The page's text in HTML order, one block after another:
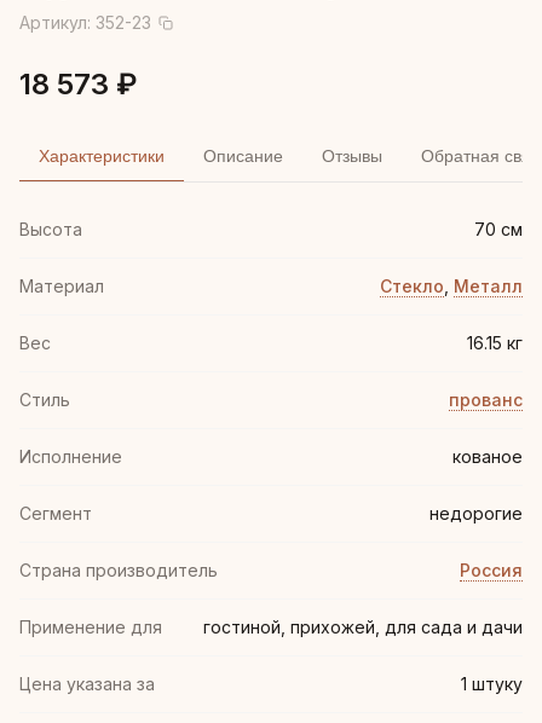
Артикул: 352-23
18 573 ₽
Характеристики Описание Отзывы Обратная
Высота 70 см
Материал Стекло Металл
Вес 16.15 кг
Стиль прованс
Иcполнение кованое
Сегмент недорогие
Страна производитель Россия
Применение для гостиной, прихожей, для сада и дачи
Цена указана за 1 штуку